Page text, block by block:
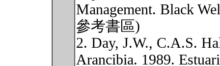
Management. Black
參考書區)
2. Day, J.W., C.A.S.
Arancibia. 1989.